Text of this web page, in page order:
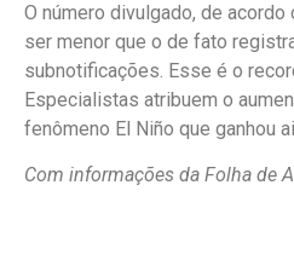
O número divulgado, de
ser menor que o de fato
subnotificações. Esse é o
Especialistas atribuem o
fenômeno El Niño que ganhou
Com informações da Folha de